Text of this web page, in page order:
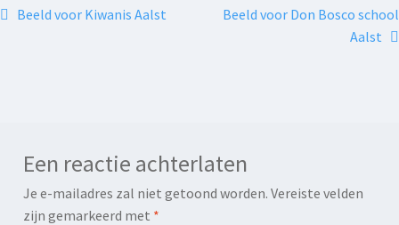
Beeld voor Kiwanis Aalst
Beeld voor Don Bosco school
Aalst
Een reactie achterlaten
Je e-mailadres zal niet getoond worden. Vereiste velden
zijn gemarkeerd met *